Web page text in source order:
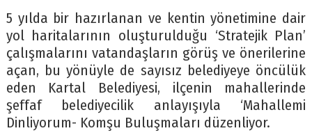
5 yılda bir hazırlanan ve kentin yönetimine dair
yol haritalarının oluşturulduğu ‘Stratejik Plan’
çalışmalarını vatandaşların görüş ve önerilerine
açan, bu yönüyle de sayısız belediyeye öncülük
eden Kartal Belediyesi, ilçenin mahallerinde
şeffaf belediyecilik anlayışıyla ‘Mahallemi
Dinliyorum- Komşu Buluşmaları düzenliyor.